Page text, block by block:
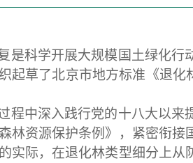
是科学开展大规模国土绿化
起草了北京市地方标准《退
程中深入践行党的十八大以来
林资源保护条例》，紧密衔
实际，在退化林类型细分上